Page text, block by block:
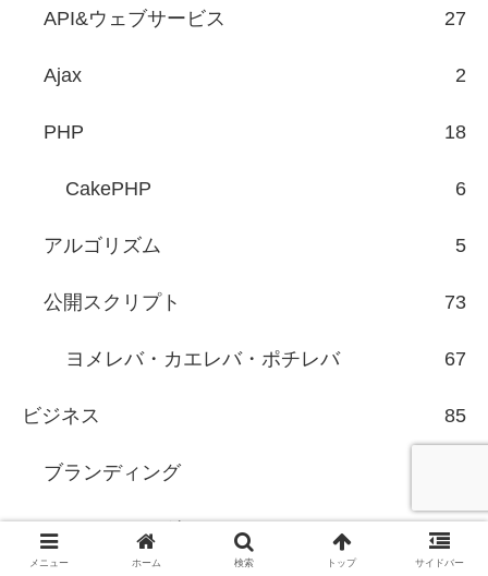
API&ウェブサービス 27
Ajax 2
PHP 18
CakePHP 6
アルゴリズム 5
公開スクリプト 73
ヨメレバ・カエレバ・ポチレバ 67
ビジネス 85
ブランディング
マーケティング 25
メニュー ホーム 検索 トップ サイドバー